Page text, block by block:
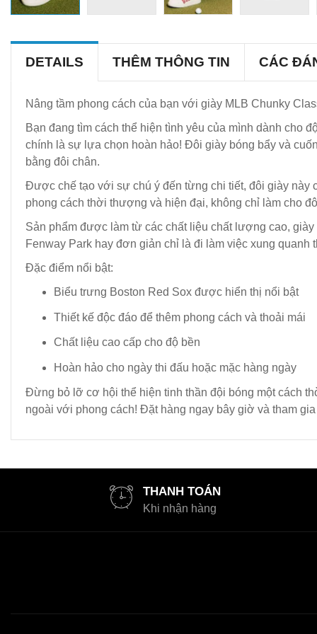
DETAILS THÊM THÔNG TIN CÁC
Nâng tầm phong cách của bạn với giày MLB Chunky
Bạn đang tìm cách thể hiện tình yêu của mình dành cho
chính là sự lựa chọn hoàn hảo! Đôi giày bóng bẩy và
bằng đôi chân.
Được chế tạo với sự chú ý đến từng chi tiết, đôi giày này
phong cách thời thượng và hiện đại, không chỉ làm cho
Sản phẩm được làm từ các chất liệu chất lượng cao,
Fenway Park hay đơn giản chỉ là đi làm việc xung quanh
Đặc điểm nổi bật:
Biểu trưng Boston Red Sox được hiển thị nổi bật
Thiết kế độc đáo để thêm phong cách và thoải mái
Chất liệu cao cấp cho độ bền
Hoàn hảo cho ngày thi đấu hoặc mặc hàng ngày
Đừng bỏ lỡ cơ hội thể hiện tinh thần đội bóng một cách
ngoài với phong cách! Đặt hàng ngay bây giờ và tham
THANH TOÁN
Khi nhận hàng